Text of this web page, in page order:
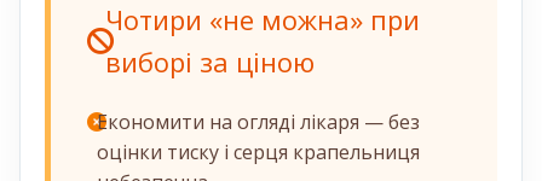
Чотири «не можна» при
виборі за ціною
Економити на огляді лікаря — без
оцінки тиску і серця крапельниця